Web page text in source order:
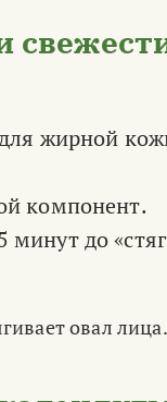
жирной
компонент.
до
овал лица.